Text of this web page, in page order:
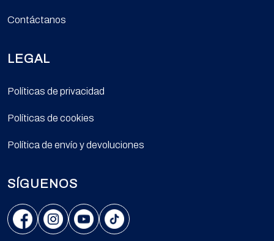
Contáctanos
LEGAL
Políticas de privacidad
Políticas de cookies
Política de envío y devoluciones
SÍGUENOS